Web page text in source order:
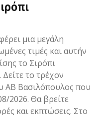
μια μεγάλη
τιμές και αυτήν
το Σιρόπι
το τρέχον
ΑΒ Βασιλόπουλος που
2026. Θα βρείτε
και εκπτώσεις. Στο